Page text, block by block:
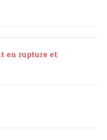
en rupture et